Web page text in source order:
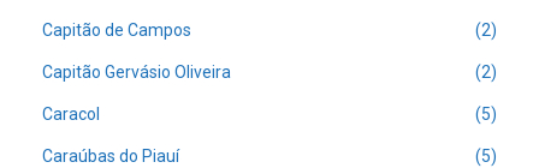
Capitão de Campos (2)
Capitão Gervásio Oliveira (2)
Caracol (5)
Caraúbas do Piauí (5)